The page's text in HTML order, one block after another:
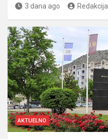
3 dana ago Redakcija
AKTUELNO